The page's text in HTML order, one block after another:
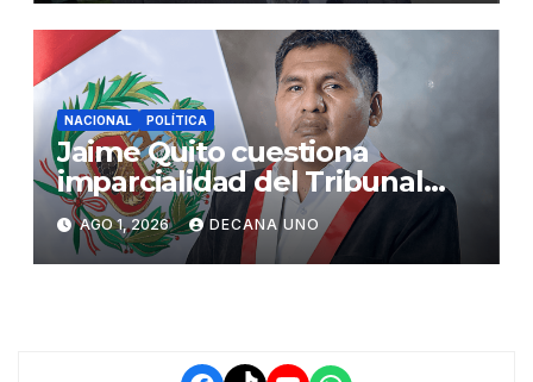
NACIONAL POLÍTICA
Jaime Quito cuestiona
imparcialidad del Tribunal
Constitucional tras liberación
de Ollanta Humala
AGO 1, 2026 DECANA UNO